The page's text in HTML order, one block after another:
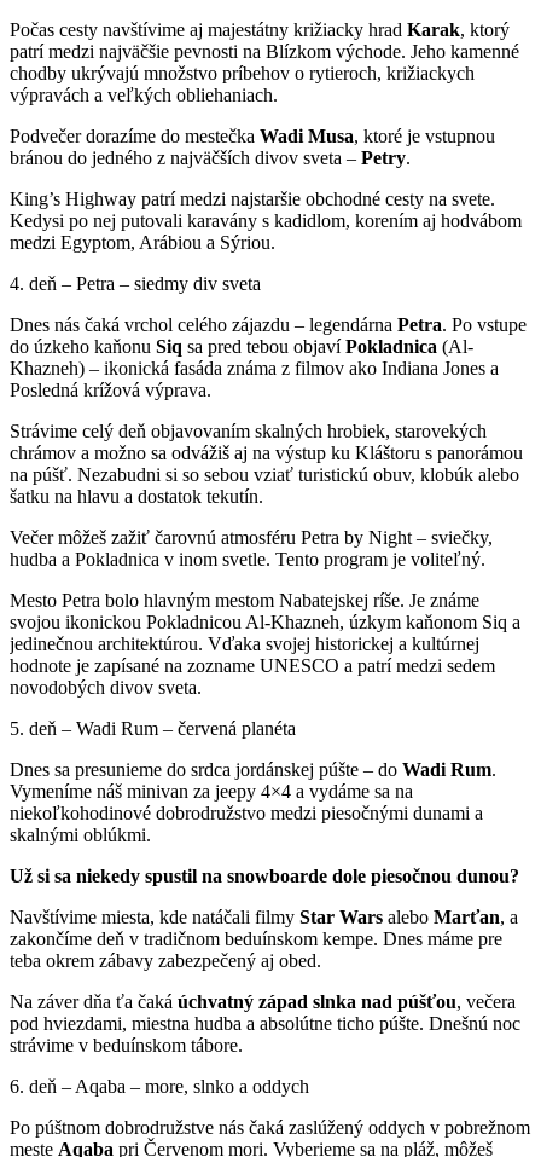
Počas cesty navštívime aj majestátny križiacky hrad Karak, ktorý
patrí medzi najväčšie pevnosti na Blízkom východe. Jeho kamenné
chodby ukrývajú množstvo príbehov o rytieroch, križiackych
výpravách a veľkých obliehaniach.
Podvečer dorazíme do mestečka Wadi Musa, ktoré je vstupnou
bránou do jedného z najväčších divov sveta – Petry.
King’s Highway patrí medzi najstaršie obchodné cesty na svete.
Kedysi po nej putovali karavány s kadidlom, korením aj hodvábom
medzi Egyptom, Arábiou a Sýriou.
4. deň – Petra – siedmy div sveta
Dnes nás čaká vrchol celého zájazdu – legendárna Petra. Po vstupe
do úzkeho kaňonu Siq sa pred tebou objavíPokladnica (Al-
Khazneh) – ikonická fasáda známa z filmov ako Indiana Jones a
Posledná krížová výprava.
Strávime celý deň objavovaním skalných hrobiek, starovekých
chrámov a možno sa odvážiš aj na výstup ku Kláštoru s panorámou
na púšť. Nezabudni si so sebou vziať turistickú obuv, klobúk alebo
šatku na hlavu a dostatok tekutín.
Večer môžeš zažiť čarovnú atmosféru Petra by Night – sviečky,
hudba a Pokladnica v inom svetle. Tento program je voliteľný.
Mesto Petra bolo hlavným mestom Nabatejskej ríše. Je známe
svojou ikonickou Pokladnicou Al-Khazneh, úzkym kaňonom Siq a
jedinečnou architektúrou. Vďaka svojej historickej a kultúrnej
hodnote je zapísané na zozname UNESCO a patrí medzi sedem
novodobých divov sveta.
5. deň – Wadi Rum – červená planéta
Dnes sa presunieme do srdca jordánskej púšte – do Wadi Rum.
Vymeníme náš minivan za jeepy 4×4 a vydáme sa na
niekoľkohodinové dobrodružstvo medzi piesočnými dunami a
skalnými oblúkmi.
Už si sa niekedy spustil na snowboarde dole piesočnou dunou?
Navštívime miesta, kde natáčali filmy Star Wars alebo Marťan, a
zakončíme deň v tradičnom beduínskom kempe. Dnes máme pre
teba okrem zábavy zabezpečený aj obed.
Na záver dňa ťa čaká úchvatný západ slnka nad púšťou, večera
pod hviezdami, miestna hudba a absolútne ticho púšte. Dnešnú noc
strávime v beduínskom tábore.
6. deň – Aqaba – more, slnko a oddych
Po púštnom dobrodružstve nás čaká zaslúžený oddych v pobrežnom
meste Aqaba pri Červenom mori. Vyberieme sa na pláž, môžeš